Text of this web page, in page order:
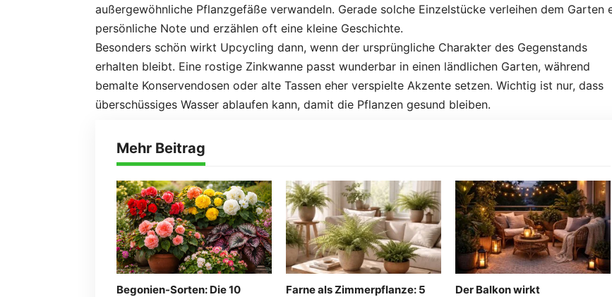
außergewöhnliche Pflanzgefäße verwandeln. Gerade solche Einzelstücke verleihen dem Garten
persönliche Note und erzählen oft eine kleine Geschichte.
Besonders schön wirkt Upcycling dann, wenn der ursprüngliche Charakter des Gegenstands
erhalten bleibt. Eine rostige Zinkwanne passt wunderbar in einen ländlichen Garten, während
bemalte Konservendosen oder alte Tassen eher verspielte Akzente setzen. Wichtig ist nur, dass
überschüssiges Wasser ablaufen kann, damit die Pflanzen gesund bleiben.
Mehr Beitrag
Begonien-Sorten: Die 10
Farne als Zimmerpflanze: 5
Der Balkon wirkt